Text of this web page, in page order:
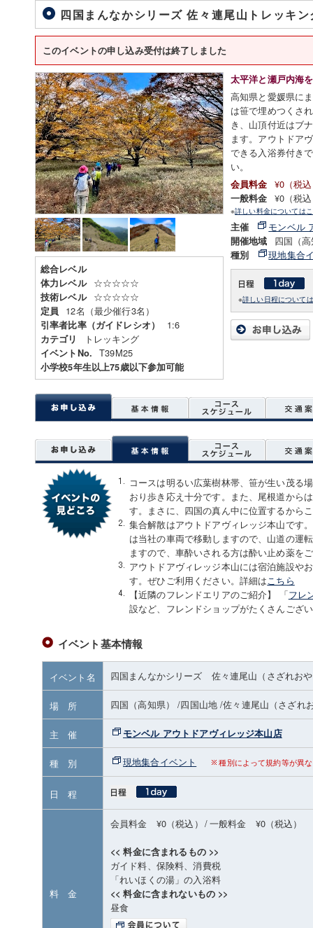
四国まんなかシリーズ 佐々連尾山トレッキ
このイベントの申し込み受付は終了しました
総合レベル
体力レベル
☆☆☆☆☆
技術レベル ☆☆☆☆☆
定員 12名（最少催行3名）
引率者比率（ガイドレシオ） 1:6
カテゴリ トレッキング
イベントNo. T39M25
小学校5年生以上75歳以下参加可能
太平洋と瀬戸内海
高知県と愛媛県に
は笹で埋めつくさ
き、山頂付近はブ
ます。アウトドア
できる入浴券付き
い。
会員料金 ¥0（税
一般料金 ¥0（税
※詳しい料金については
主催 モンベル
開催地域 四国（
種別 現地集合
※詳しい日程について
コースは明るい広葉樹林帯、笹が生い茂る
おり歩き応え十分です。また、尾根道から
す。まさに、四国の真ん中に位置するから
集合解散はアウトドアヴィレッジ本山です
は当社の車両で移動しますので、山道の運
ますので、車酔いされる方は酔い止め薬を
アウトドアヴィレッジ本山には宿泊施設や
す。ぜひご利用ください。詳細はこちら
【近隣のフレンドエリアのご紹介】 「フレ
設など、フレンドショップがたくさんござ
イベント基本情報
イベント名 四国まんなかシリーズ 佐々連尾山（さざれお
場 所 四国（高知県） /四国山地 /佐々連尾山（さざれ
主 催 モンベル アウトドアヴィレッジ本山店
種 別 現地集合イベント 種別によって規約等が異
日 程
料 金
会員料金 ¥0（税込） /一般料金 ¥0（税込）
<< 料金に含まれるもの >>
ガイド料、保険料、消費税
「れいほくの湯」の入浴料
<< 料金に含まれないもの >>
昼食